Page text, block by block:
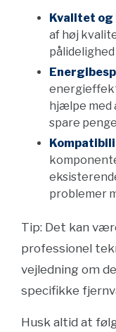
Kvalitet og
af høj
hjælpe med
spare
problemer
Tip: Det kan
professionel
vejledning om
specifikke
Husk altid at